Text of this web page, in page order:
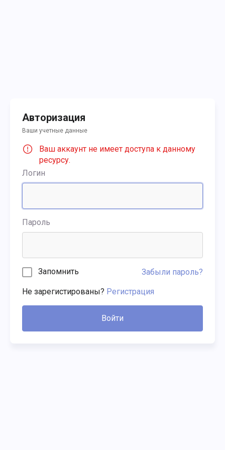
Авторизация
Ваши учетные данные
Ваш аккаунт не имеет доступа к данному
ресурсу.
Логин
Пароль
Запомнить Забыли пароль?
Не зарегистированы? Регистрация